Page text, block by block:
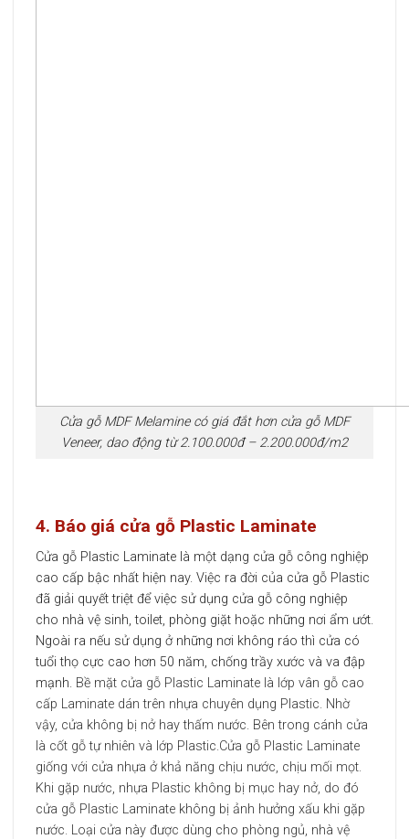
Cửa gỗ MDF Melamine có giá đắt hơn cửa gỗ MDF
Veneer, dao động từ 2.100.000đ – 2.200.000đ/m2
4. Báo giá cửa gỗ Plastic Laminate
Cửa gỗ Plastic Laminate là một dạng cửa gỗ công nghiệp
cao cấp bậc nhất hiện nay. Việc ra đời của cửa gỗ Plastic
đã giải quyết triệt để việc sử dụng cửa gỗ công nghiệp
cho nhà vệ sinh, toilet, phòng giặt hoặc những nơi ẩm ướt.
Ngoài ra nếu sử dụng ở những nơi không ráo thì cửa có
tuổi thọ cực cao hơn 50 năm, chống trầy xước và va đập
mạnh. Bề mặt cửa gỗ Plastic Laminate là lớp vân gỗ cao
cấp Laminate dán trên nhựa chuyên dụng Plastic. Nhờ
vậy, cửa không bị nở hay thấm nước. Bên trong cánh cửa
là cốt gỗ tự nhiên và lớp Plastic.Cửa gỗ Plastic Laminate
giống với cửa nhựa ở khả năng chịu nước, chịu mối mọt.
Khi gặp nước, nhựa Plastic không bị mục hay nở, do đó
cửa gỗ Plastic Laminate không bị ảnh hưởng xấu khi gặp
nước. Loại cửa này được dùng cho phòng ngủ, nhà vệ